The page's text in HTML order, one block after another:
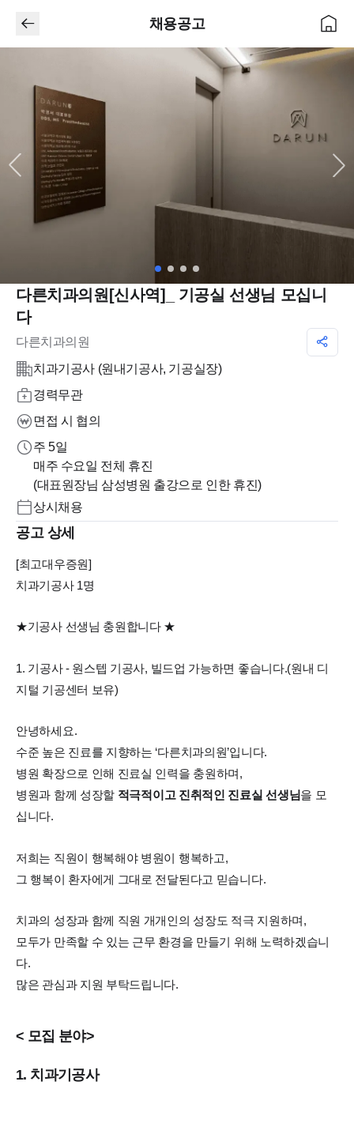
채용공고
다른치과의원[신사역]_ 기공실 선생님 모십니
다
다른치과의원
치과기공사 (원내기공사, 기공실장)
경력무관
면접 시 협의
주 5일
매주 수요일 전체 휴진
(대표원장님 삼성병원 출강으로 인한 휴진)
상시채용
공고 상세
[최고대우증원]
치과기공사 1명
★기공사 선생님 충원합니다 ★
1. 기공사 - 원스텝 기공사, 빌드업 가능하면 좋습니다.(원내 디
지털 기공센터 보유)
안녕하세요.
수준 높은 진료를 지향하는 ‘다른치과의원’입니다.
병원 확장으로 인해 진료실 인력을 충원하며,
병원과 함께 성장할 적극적이고 진취적인 진료실 선생님을 모
십니다.
저희는 직원이 행복해야 병원이 행복하고,
그 행복이 환자에게 그대로 전달된다고 믿습니다.
치과의 성장과 함께 직원 개개인의 성장도 적극 지원하며,
모두가 만족할 수 있는 근무 환경을 만들기 위해 노력하겠습니
다.
많은 관심과 지원 부탁드립니다.
< 모집 분야>
1. 치과기공사